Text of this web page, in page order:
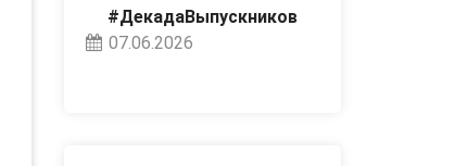
#ДекадаВыпускников
07.06.2026